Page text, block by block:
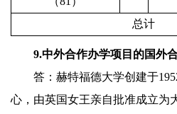
总计
9.中外合作办学项目的国外
答：赫特福德大学创建于
心，由英国女王亲自批准成立为